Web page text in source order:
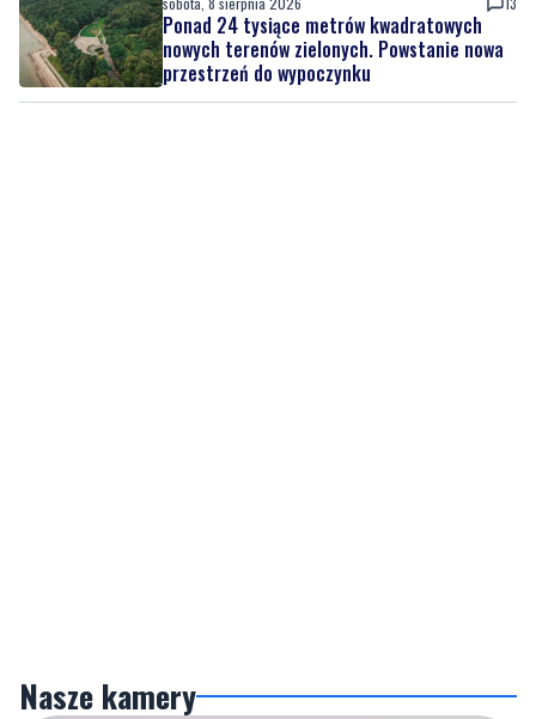
Drzewa pod lupą specjalistów. Sprawdzają
ich kondycję i stabilność
sobota, 8 sierpnia 2026
Ponad 24 tysiące metrów kwadratowych